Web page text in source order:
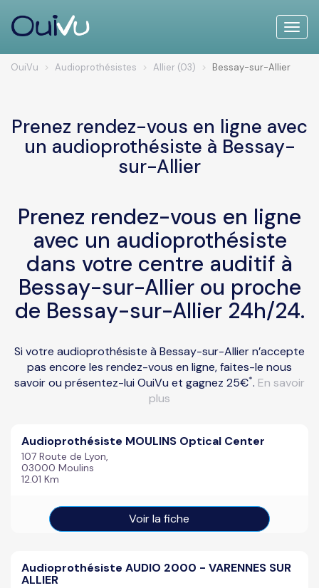
Toggle
OuiVu Audioprothésistes Allier (03) Bessay-sur-Allier
Prenez rendez-vous en ligne avec
un audioprothésiste à Bessay-
sur-Allier
Prenez rendez-vous en ligne
avec un audioprothésiste
dans votre centre auditif à
Bessay-sur-Allier ou proche
de Bessay-sur-Allier 24h/24.
Si votre audioprothésiste à Bessay-sur-Allier n’accepte
pas encore les rendez-vous en ligne, faites-le nous
savoir ou présentez-lui OuiVu et gagnez 25€*. En savoir
plus
Audioprothésiste MOULINS Optical Center
107 Route de Lyon,
03000 Moulins
12.01 Km
Voir la fiche
Audioprothésiste AUDIO 2000 - VARENNES SUR
ALLIER